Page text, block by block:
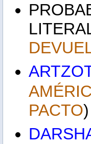
PACTO)